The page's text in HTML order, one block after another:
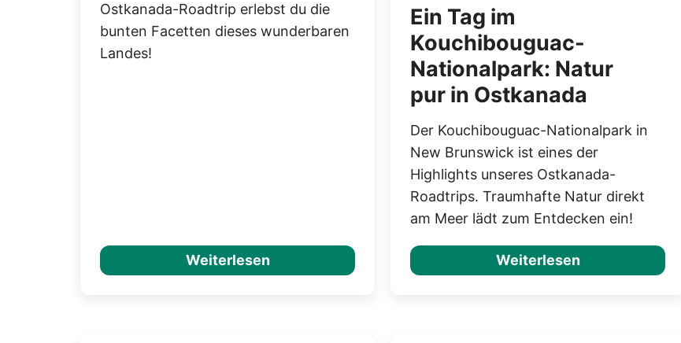
Ostkanada-Roadtrip erlebst du die
bunten Facetten dieses wunderbaren
Landes!
Weiterlesen
Ein Tag im
Kouchibouguac-
Nationalpark: Natur
pur in Ostkanada
Der Kouchibouguac-Nationalpark in
New Brunswick ist eines der
Highlights unseres Ostkanada-
Roadtrips. Traumhafte Natur direkt
am Meer lädt zum Entdecken ein!
Weiterlesen